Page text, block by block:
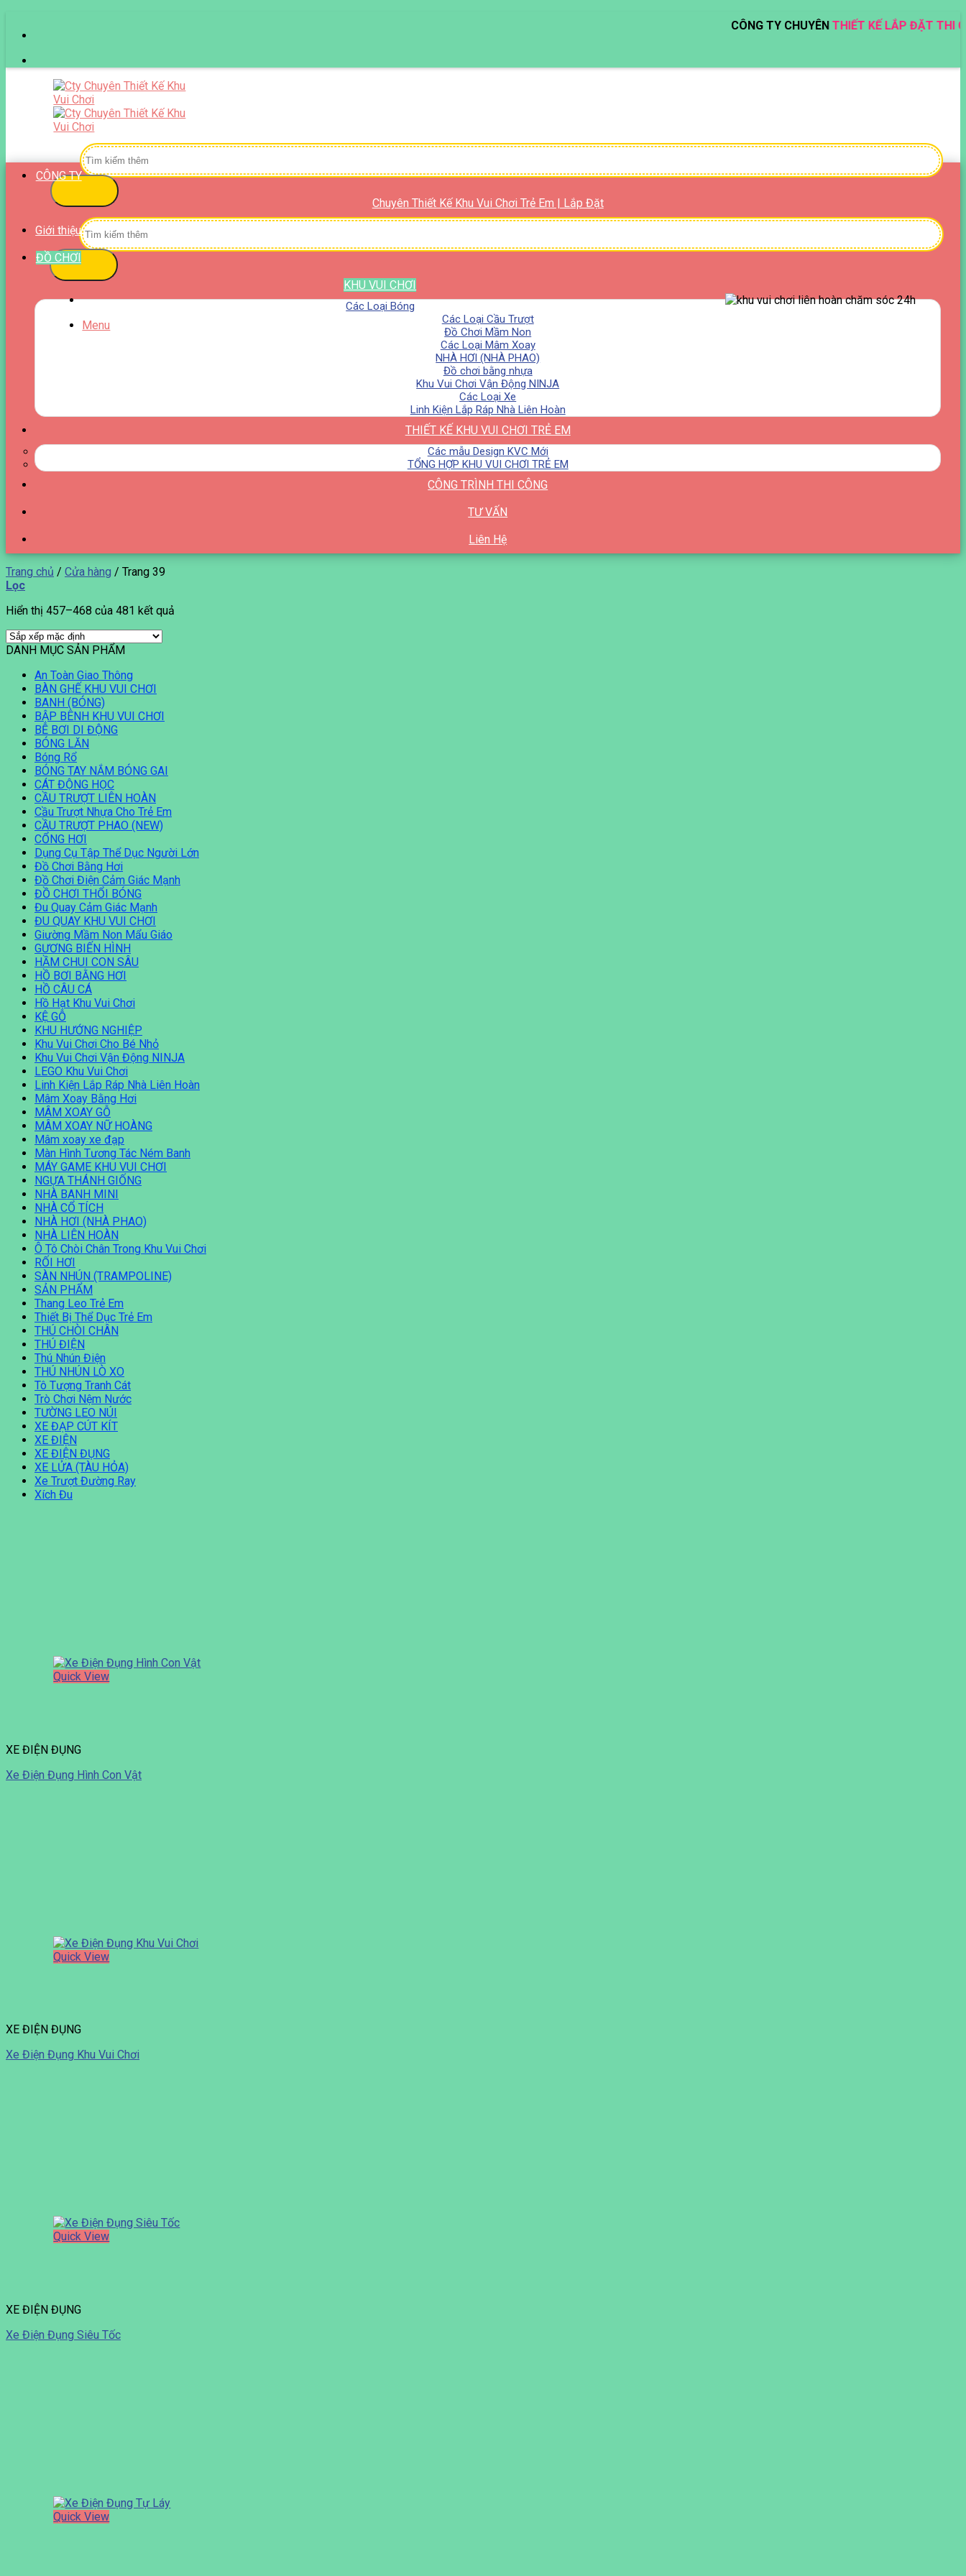
CÔNG TY CHUYÊNTHIẾT KẾ LẮP ĐẶT THI CÔNG
Tìm
kiếm:
Tìm
kiếm:
Menu
CÔNG TY
Chuyên Thiết Kế Khu Vui Chơi Trẻ Em | Lắp Đặt
Giới thiệu
ĐỒ CHƠI
KHU VUI CHƠI
Các Loại Bóng
Các Loại Cầu Trượt
Đồ Chơi Mầm Non
Các Loại Mâm Xoay
NHÀ HƠI (NHÀ PHAO)
Đồ chơi bằng nhựa
Khu Vui Chơi Vận Động NINJA
Các Loại Xe
Linh Kiện Lắp Ráp Nhà Liên Hoàn
THIẾT KẾ KHU VUI CHƠI TRẺ EM
Các mẫu Design KVC Mới
TỔNG HỢP KHU VUI CHƠI TRẺ EM
CÔNG TRÌNH THI CÔNG
TƯ VẤN
Liên Hệ
Trang chủ / Cửa hàng / Trang 39
Lọc
Hiển thị 457–468 của 481 kết quả
DANH MỤC SẢN PHẨM
An Toàn Giao Thông
BÀN GHẾ KHU VUI CHƠI
BANH (BÓNG)
BẬP BÊNH KHU VUI CHƠI
BỄ BƠI DI ĐỘNG
BÓNG LĂN
Bóng Rổ
BÓNG TAY NẮM BÓNG GAI
CÁT ĐỘNG HỌC
CẦU TRƯỢT LIÊN HOÀN
Cầu Trượt Nhựa Cho Trẻ Em
CẦU TRƯỢT PHAO (NEW)
CỔNG HƠI
Dụng Cụ Tập Thể Dục Người Lớn
Đồ Chơi Bằng Hơi
Đồ Chơi Điện Cảm Giác Mạnh
ĐỒ CHƠI THỔI BÓNG
Đu Quay Cảm Giác Mạnh
ĐU QUAY KHU VUI CHƠI
Giường Mầm Non Mẩu Giáo
GƯƠNG BIẾN HÌNH
HẦM CHUI CON SÂU
HỒ BƠI BẰNG HƠI
HỒ CÂU CÁ
Hồ Hạt Khu Vui Chơi
KỆ GỖ
KHU HƯỚNG NGHIỆP
Khu Vui Chơi Cho Bé Nhỏ
Khu Vui Chơi Vận Động NINJA
LEGO Khu Vui Chơi
Linh Kiện Lắp Ráp Nhà Liên Hoàn
Mâm Xoay Bằng Hơi
MÂM XOAY GỖ
MÂM XOAY NỮ HOÀNG
Mâm xoay xe đạp
Màn Hình Tương Tác Ném Banh
MÁY GAME KHU VUI CHƠI
NGỰA THÁNH GIỐNG
NHÀ BANH MINI
NHÀ CỔ TÍCH
NHÀ HƠI (NHÀ PHAO)
NHÀ LIÊN HOÀN
Ô Tô Chòi Chân Trong Khu Vui Chơi
RỐI HƠI
SÀN NHÚN (TRAMPOLINE)
SẢN PHẨM
Thang Leo Trẻ Em
Thiết Bị Thể Dục Trẻ Em
THÚ CHÒI CHÂN
THÚ ĐIỆN
Thú Nhún Điện
THÚ NHÚN LÒ XO
Tô Tượng Tranh Cát
Trò Chơi Nệm Nước
TƯỜNG LEO NÚI
XE ĐẠP CÚT KÍT
XE ĐIỆN
XE ĐIỆN ĐỤNG
XE LỬA (TÀU HỎA)
Xe Trượt Đường Ray
Xích Đu
Quick View
XE ĐIỆN ĐỤNG
Xe Điện Đụng Hình Con Vật
Quick View
XE ĐIỆN ĐỤNG
Xe Điện Đụng Khu Vui Chơi
Quick View
XE ĐIỆN ĐỤNG
Xe Điện Đụng Siêu Tốc
Quick View